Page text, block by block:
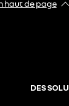
haut de page​
DES